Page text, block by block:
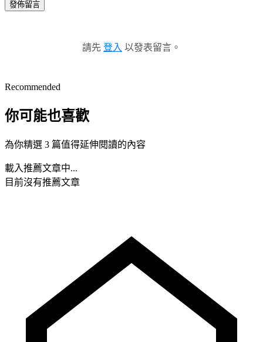
發佈留言
請先 登入 以發表留言。
Recommended
你可能也喜歡
為你精選 3 篇值得延伸閱讀的內容
載入推薦文章中...
目前沒有推薦文章